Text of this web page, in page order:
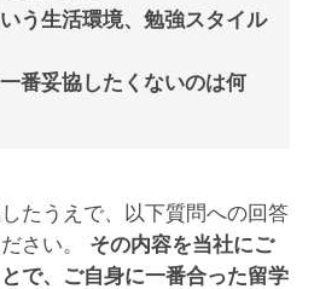
いう生活環境、勉強スタイル
一番妥協したくないのは何
たうえで、以下質問への回答
さい。 その内容を当社にご
で、ご自身に一番合った留学